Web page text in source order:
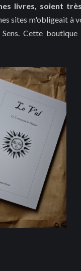
livres, soient
sites m'obligeait à
Cette boutique